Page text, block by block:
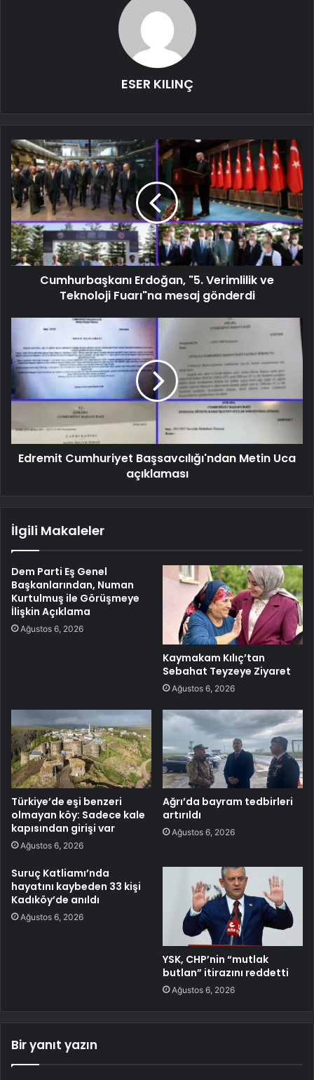
ESER KILINÇ
Cumhurbaşkanı Erdoğan, "5. Verimlilik ve
Teknoloji Fuarı"na mesaj gönderdi
Edremit Cumhuriyet Başsavcılığı'ndan Metin Uca
açıklaması
İlgili Makaleler
Dem Parti Eş Genel
Başkanlarından, Numan
Kurtulmuş ile Görüşmeye
İlişkin Açıklama
Ağustos 6, 2026
Kaymakam Kılıç’tan
Sebahat Teyzeye Ziyaret
Ağustos 6, 2026
Türkiye’de eşi benzeri
olmayan köy: Sadece kale
kapısından girişi var
Ağustos 6, 2026
Ağrı’da bayram tedbirleri
artırıldı
Ağustos 6, 2026
Suruç Katliamı’nda
hayatını kaybeden 33 kişi
Kadıköy’de anıldı
Ağustos 6, 2026
YSK, CHP’nin “mutlak
butlan” itirazını reddetti
Ağustos 6, 2026
Bir yanıt yazın